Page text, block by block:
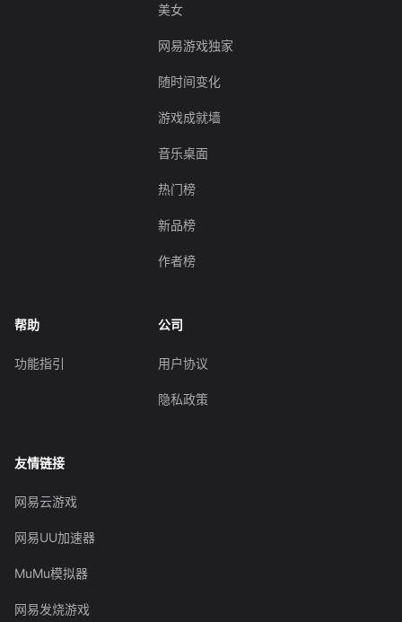
美女
网易游戏独家
随时间变化
游戏成就墙
音乐桌面
热门榜
新品榜
作者榜
帮助
功能指引
公司
用户协议
隐私政策
友情链接
网易云游戏
网易UU加速器
MuMu模拟器
网易发烧游戏